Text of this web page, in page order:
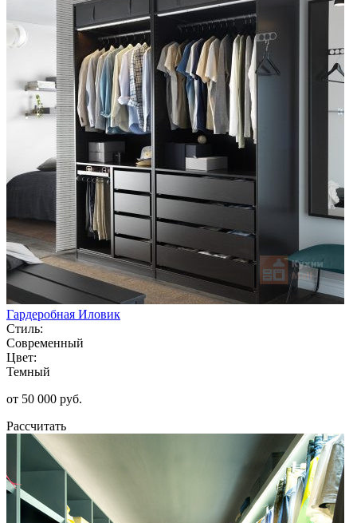
Гардеробная Иловик
Стиль:
Современный
Цвет:
Темный
от 50 000 руб.
Рассчитать